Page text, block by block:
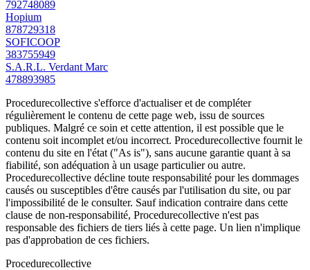
792748089
Hopium
878729318
SOFICOOP
383755949
S.A.R.L. Verdant Marc
478893985
Procedurecollective s'efforce d'actualiser et de compléter
régulièrement le contenu de cette page web, issu de sources
publiques. Malgré ce soin et cette attention, il est possible que le
contenu soit incomplet et/ou incorrect. Procedurecollective fournit le
contenu du site en l'état ("As is"), sans aucune garantie quant à sa
fiabilité, son adéquation à un usage particulier ou autre.
Procedurecollective décline toute responsabilité pour les dommages
causés ou susceptibles d'être causés par l'utilisation du site, ou par
l'impossibilité de le consulter. Sauf indication contraire dans cette
clause de non-responsabilité, Procedurecollective n'est pas
responsable des fichiers de tiers liés à cette page. Un lien n'implique
pas d'approbation de ces fichiers.
Procedurecollective